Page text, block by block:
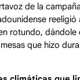
de la
reeligió
rotundo, dándole
que hizo